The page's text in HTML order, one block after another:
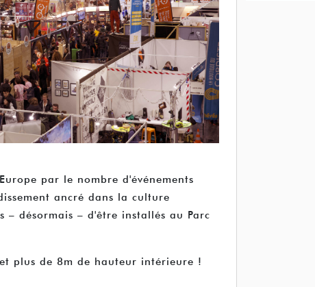
par le nombre d'événements
ancré dans la culture
– désormais – d'être installés au Parc
plus de 8m de hauteur intérieure !